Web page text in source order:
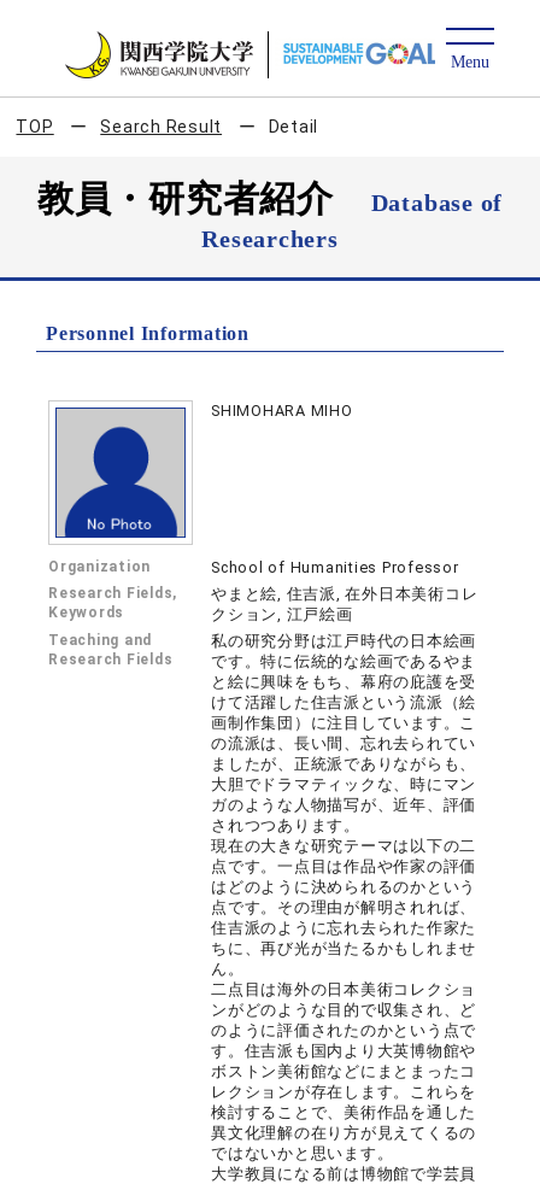
TOP Search Result Detail
教員・研究者紹介
Database of
Researchers
Personnel Information
SHIMOHARA MIHO
Organization School of Humanities Professor
Research Fields,
Keywords
やまと絵, 住吉派, 在外日本美術コレ
クション, 江戸絵画
Teaching and
Research Fields
私の研究分野は江戸時代の日本絵画
です。特に伝統的な絵画であるやま
と絵に興味をもち、幕府の庇護を受
けて活躍した住吉派という流派（絵
画制作集団）に注目しています。こ
の流派は、長い間、忘れ去られてい
ましたが、正統派でありながらも、
大胆でドラマティックな、時にマン
ガのような人物描写が、近年、評価
されつつあります。
現在の大きな研究テーマは以下の二
点です。一点目は作品や作家の評価
はどのように決められるのかという
点です。その理由が解明されれば、
住吉派のように忘れ去られた作家た
ちに、再び光が当たるかもしれませ
ん。
二点目は海外の日本美術コレクショ
ンがどのような目的で収集され、ど
のように評価されたのかという点で
す。住吉派も国内より大英博物館や
ボストン美術館などにまとまったコ
レクションが存在します。これらを
検討することで、美術作品を通した
異文化理解の在り方が見えてくるの
ではないかと思います。
大学教員になる前は博物館で学芸員